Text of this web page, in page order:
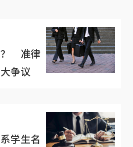
？ 准律
争议
学生名